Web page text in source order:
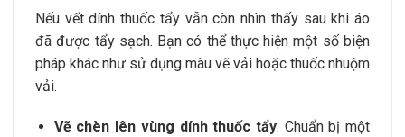
Nếu vết dính thuốc tẩy vẫn còn nhìn thấy sau khi áo
đã được tẩy sạch. Bạn có thể thực hiện một số biện
pháp khác như sử dụng màu vẽ vải hoặc thuốc nhuộm
vải.
Vẽ chèn lên vùng dính thuốc tẩy: Chuẩn bị một